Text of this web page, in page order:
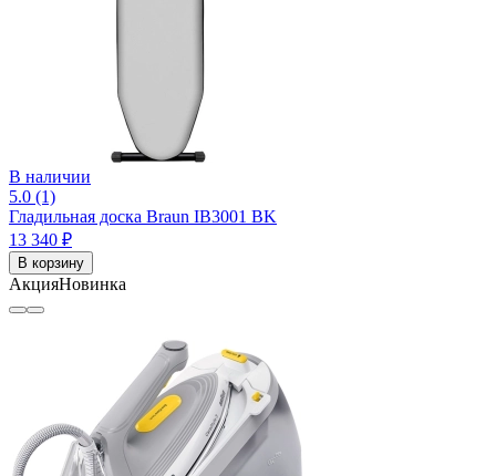
В наличии
5.0 (1)
Гладильная доска Braun IB3001 BK
13 340 ₽
В корзину
АкцияНовинка